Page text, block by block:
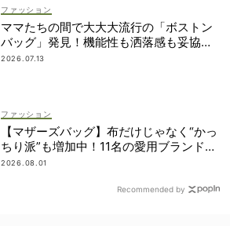
ファッション
ママたちの間で大大大流行の「ボストン
バッグ」発見！機能性も洒落感も妥協し
ない
2026.07.13
ファッション
【マザーズバッグ】布だけじゃなく“かっ
ちり派”も増加中！11名の愛用ブランド
は？
2026.08.01
Recommended by